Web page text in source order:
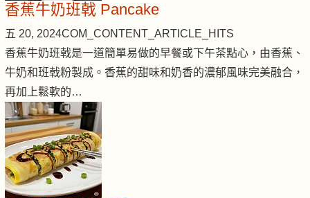
香蕉牛奶班戟 Pancake
五 20, 2024COM_CONTENT_ARTICLE_HITS
香蕉牛奶班戟是一道簡單易做的早餐或下午茶點心，由香蕉、
牛奶和班戟粉製成。香蕉的甜味和奶香的濃郁風味完美融合，
再加上鬆軟的…